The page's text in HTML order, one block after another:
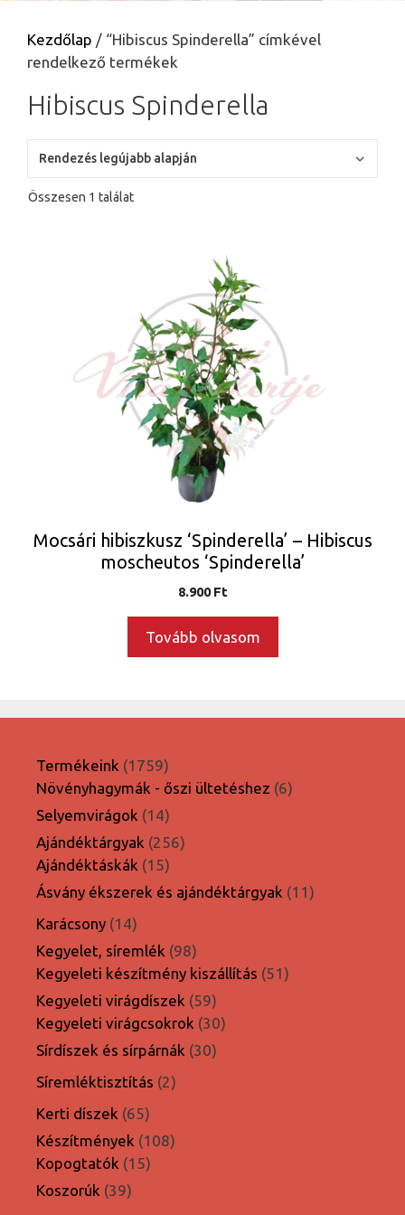
Kezdőlap / “Hibiscus Spinderella” címkével
rendelkező termékek
Hibiscus Spinderella
Összesen 1 találat
Mocsári hibiszkusz ‘Spinderella’ – Hibiscus
moscheutos ‘Spinderella’
8.900Ft
Tovább olvasom
Termékeink 17591759
termék
Növényhagymák - őszi ültetéshez 66
Selyemvirágok 1414
termék
Ajándéktárgyak 256256
Ajándéktáskák 1515
termék
Ásvány ékszerek és ajándéktárgyak 1111
Karácsony 1414
termék
Kegyelet, síremlék 9898
termék
Kegyeleti készítmény kiszállítás 5151
Kegyeleti virágdíszek 5959
termék
Kegyeleti virágcsokrok 3030
Sírdíszek és sírpárnák 3030
Síremléktisztítás 22
Kerti díszek 6565
termék
Készítmények 108108
Kopogtatók 1515
Koszorúk 3939